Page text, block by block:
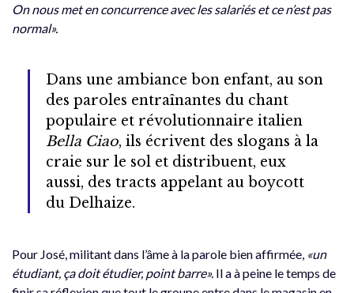
On nous met en concurrence avec les salariés et ce n’est pas
normal».
Dans une ambiance bon enfant, au son
des paroles entraînantes du chant
populaire et révolutionnaire italien
Bella Ciao, ils écrivent des slogans à la
craie sur le sol et distribuent, eux
aussi, des tracts appelant au boycott
du Delhaize.
Pour José, militant dans l’âme à la parole bien affirmée, «un
étudiant, ça doit étudier, point barre». Il a à peine le temps de